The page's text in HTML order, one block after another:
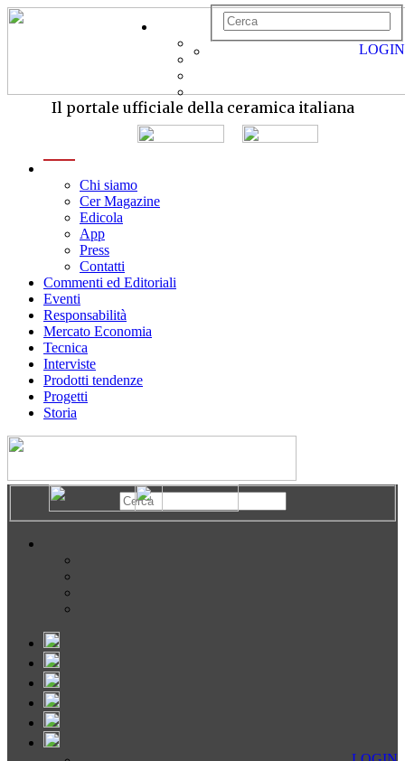
Il portale ufficiale della ceramica italiana
Chi siamo
Cer Magazine
Edicola
App
Press
Contatti
Commenti ed Editoriali
Eventi
Responsabilità
Mercato Economia
Tecnica
Interviste
Prodotti tendenze
Progetti
Storia
LOGIN